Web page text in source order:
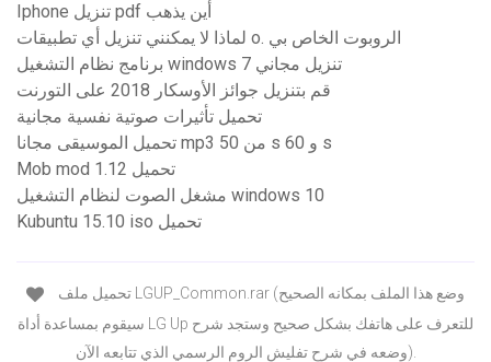
Iphone تنزيل pdf أين يذهب
لماذا لا يمكنني تنزيل أي تطبيقات o. الروبوت الخاص بي
برنامج نظام التشغيل windows 7 تنزيل مجاني
قم بتنزيل جوائز الأوسكار 2018 على التورنت
تحميل تأثيرات صوتية نفسية مجانية
تحميل الموسيقى مجانا mp3 من 50 s و 60 s
Mob mod 1.12 تحميل
مشغل الصوت لنظام التشغيل windows 10
Kubuntu 15.10 iso تحميل
سيقوم بمساعدة أداة LG Up للتعرف على هاتفك بشكل صحيح وستجد شرح
وضعه في شرح تفليش الروم الرسمي الذي تتابعه الآن).